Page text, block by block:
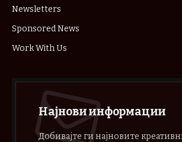
Newsletters
Sponsored News
Work With Us
Најнови информации
Добивајте ги најновите